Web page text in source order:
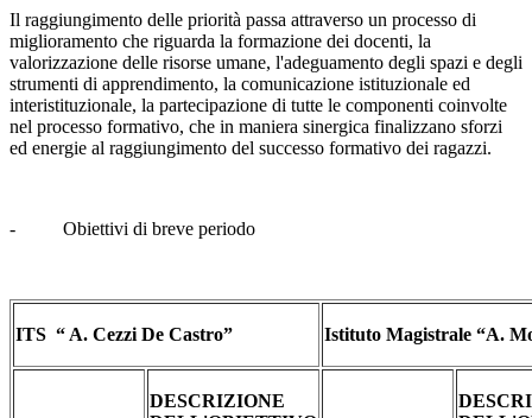
Il raggiungimento delle priorità passa attraverso un processo di
miglioramento che riguarda la formazione dei docenti, la
valorizzazione delle risorse umane, l'adeguamento degli spazi e degli
strumenti di apprendimento, la comunicazione istituzionale ed
interistituzionale, la partecipazione di tutte le componenti coinvolte
nel processo formativo, che in maniera sinergica finalizzano sforzi
ed energie al raggiungimento del successo formativo dei ragazzi.
- Obiettivi di breve periodo
ITS “ A. Cezzi De Castro” Istituto Magistrale “A.
DESCRIZIONE